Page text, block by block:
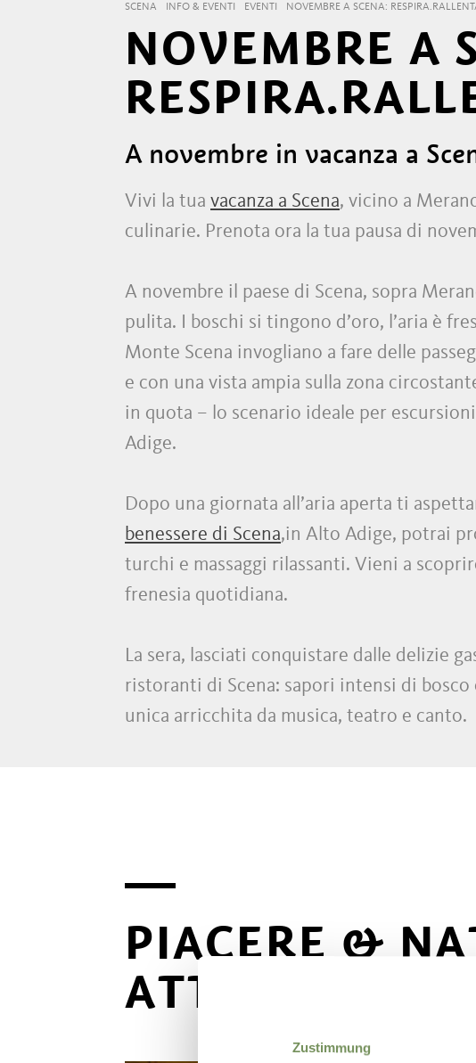
Zustimmung
SCENA INFO & EVENTI EVENTI NOVEMBRE A SCENA:
NOVEMBRE A
A novembre in vacanza a
Vivi la tua vacanza a Scena, vicino a
culinarie. Prenota ora la tua pausa di
A novembre il paese di Scena, sopra
pulita. I boschi si tingono d’oro, l’aria è
Monte Scena invogliano a fare delle
e con una vista ampia sulla zona
in quota – lo scenario ideale per
Adige.
Dopo una giornata all’aria aperta ti
benessere di Scena,in Alto Adige, potrai
turchi e massaggi rilassanti. Vieni a
frenesia quotidiana.
La sera, lasciati conquistare dalle delizie
ristoranti di Scena: sapori intensi di
unica arricchita da musica, teatro e canto.
PIACERE &
ATTIVAMENTE